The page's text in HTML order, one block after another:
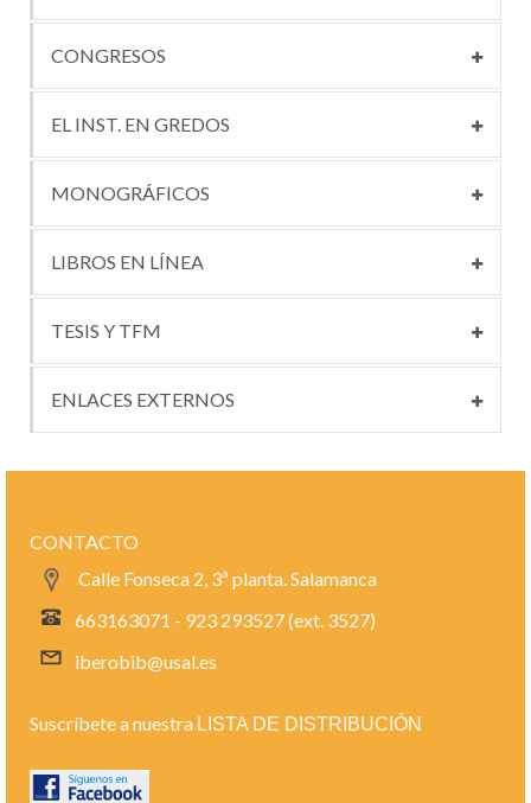
CONGRESOS
EL INST. EN GREDOS
MONOGRÁFICOS
LIBROS EN LÍNEA
TESIS Y TFM
ENLACES EXTERNOS
CONTACTO
Calle Fonseca 2, 3ª planta. Salamanca
663163071 - 923 293527 (ext. 3527)
iberobib@usal.es
Suscríbete a nuestra LISTA DE DISTRIBUCIÓN